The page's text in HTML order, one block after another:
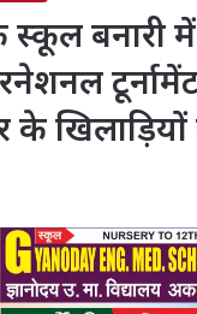
स्कूल बनारी
के